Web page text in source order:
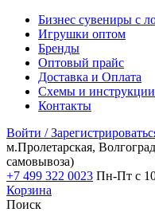
Бизнес сувениры с
Игрушки оптом
Бренды
Оптовый прайс
Доставка и Оплата
Схемы и инструкции
Контакты
Войти /
м.Пролетарская,
самовывоза)
+7 499 322 0023 Пн-Пт с
Корзина
Поиск